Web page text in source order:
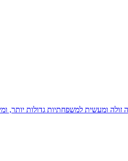
כחלופה זולה ומעשית למשפחתיות גדולות